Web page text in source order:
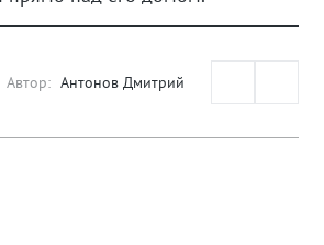
Автор: Антонов Дмитрий